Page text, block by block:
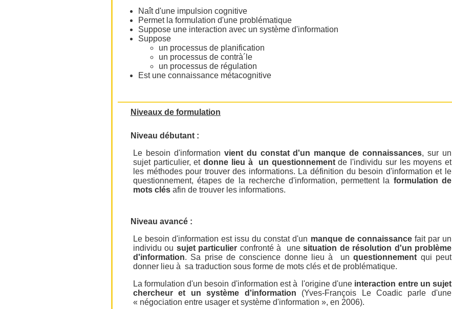
Naît d'une impulsion cognitive
Permet la formulation d'une problématique
Suppose une interaction avec un système d'information
Suppose
un processus de planification
un processus de contrà´le
un processus de régulation
Est une connaissance métacognitive
Niveaux de formulation
Niveau débutant :
Le besoin d'information vient du constat d'un manque de connaissances, sur un
sujet particulier, etdonne lieu à un questionnementde l'individu sur les moyens et
les méthodes pour trouver des informations. La définition du besoin d'information et le
questionnement, étapes de la recherche d'information, permettent la formulation de
mots clés afin de trouver les informations.
Niveau avancé :
Le besoin d'information est issu du constat d'un manque de connaissancefait par un
individu ou sujet particulier confronté à unesituation de résolution d'un problème
d'information. Sa prise de conscience donne lieu à unquestionnement qui peut
donner lieu à sa traduction sous forme de mots clés et de problématique.
La formulation d'un besoin d'information est à l'origine d'une interaction entre un sujet
chercheur et un système d'information (Yves-François Le Coadic parle d'une
« négociation entre usager et système d'information », en 2006).